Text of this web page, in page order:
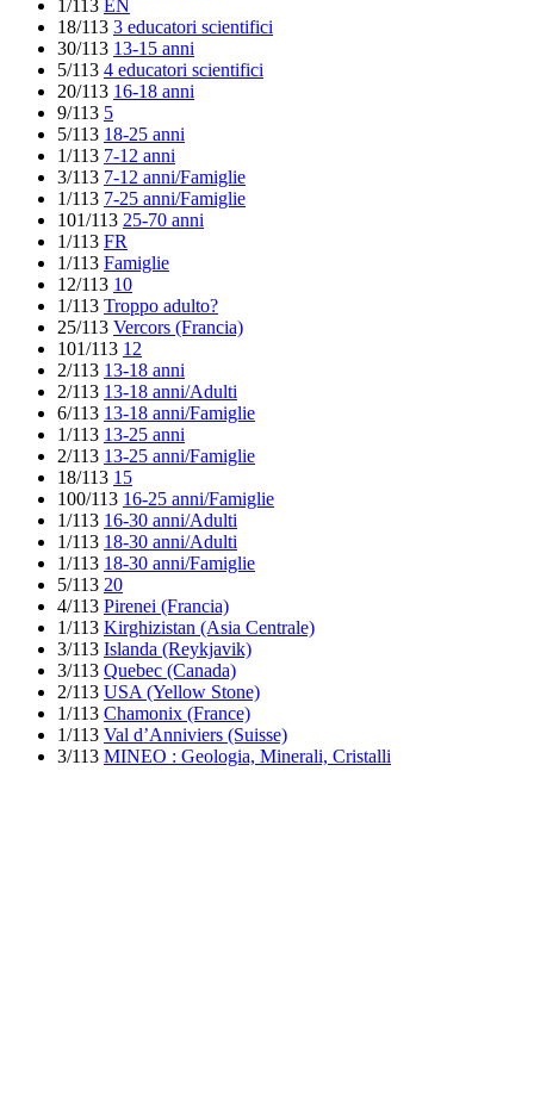
1/113 EN
18/113 3 educatori scientifici
30/113 13-15 anni
5/113 4 educatori scientifici
20/113 16-18 anni
9/113 5
5/113 18-25 anni
1/113 7-12 anni
3/113 7-12 anni/Famiglie
1/113 7-25 anni/Famiglie
101/113 25-70 anni
1/113 FR
1/113 Famiglie
12/113 10
1/113 Troppo adulto?
25/113 Vercors (Francia)
101/113 12
2/113 13-18 anni
2/113 13-18 anni/Adulti
6/113 13-18 anni/Famiglie
1/113 13-25 anni
2/113 13-25 anni/Famiglie
18/113 15
100/113 16-25 anni/Famiglie
1/113 16-30 anni/Adulti
1/113 18-30 anni/Adulti
1/113 18-30 anni/Famiglie
5/113 20
4/113 Pirenei (Francia)
1/113 Kirghizistan (Asia Centrale)
3/113 Islanda (Reykjavik)
3/113 Quebec (Canada)
2/113 USA (Yellow Stone)
1/113 Chamonix (France)
1/113 Val d’Anniviers (Suisse)
3/113 MINEO : Geologia, Minerali, Cristalli